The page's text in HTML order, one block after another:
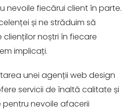
nevoile fiecărui client în parte.
și ne străduim să
noștri în fiecare
implicați.
unei agenții web design
servicii de înaltă calitate și
nevoile afacerii